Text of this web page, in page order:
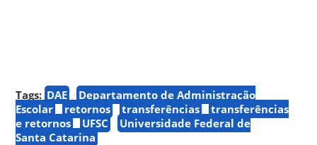
Tags: DAE
Departamento de Administração
Escolar
retornos transferências
transferências
e retornos
UFSC
Universidade Federal de
Santa Catarina